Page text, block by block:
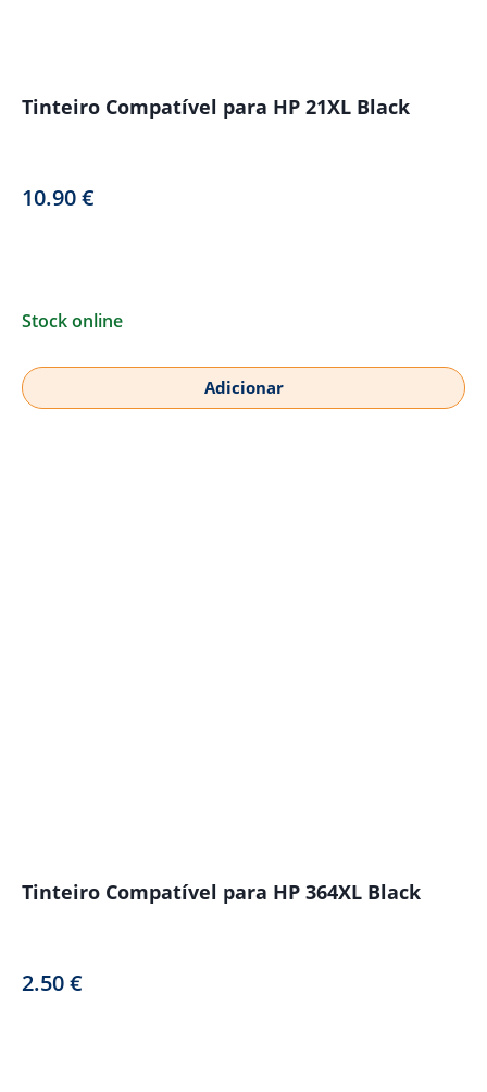
Tinteiro Compatível para HP 21XL Black
10.90€
Stock online
Adicionar
Tinteiro Compatível para HP 364XL Black
2.50€